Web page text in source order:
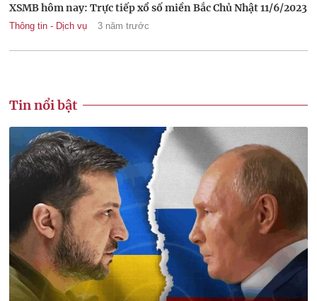
XSMB hôm nay: Trực tiếp xổ số miền Bắc Chủ Nhật 11/6/2023
Thông tin - Dịch vụ 3 năm trước
Tin nổi bật